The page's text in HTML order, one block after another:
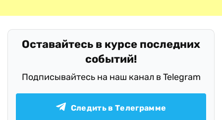
Оставайтесь в курсе последних
событий!
Подписывайтесь на наш канал в Telegram
Следить в Телеграмме